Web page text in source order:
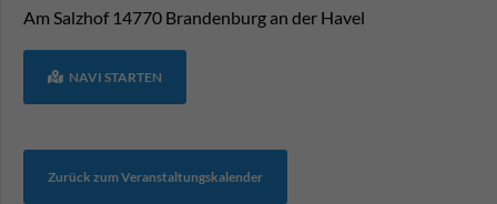
Am Salzhof 14770 Brandenburg an der Havel
NAVI STARTEN
Zurück zum Veranstaltungskalender